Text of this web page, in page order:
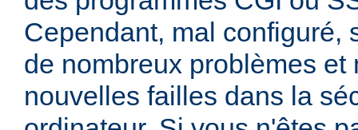
Cependant, mal configuré,
de nombreux problèmes et
nouvelles failles dans la